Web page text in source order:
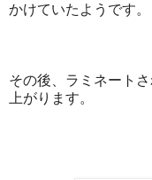
かけていたようです。
その後、ラミネート
上がります。